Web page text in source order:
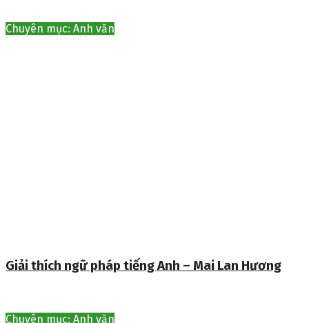
Chuyên mục: Anh văn
Giải thích ngữ pháp tiếng Anh – Mai Lan Hương
Chuyên mục: Anh văn